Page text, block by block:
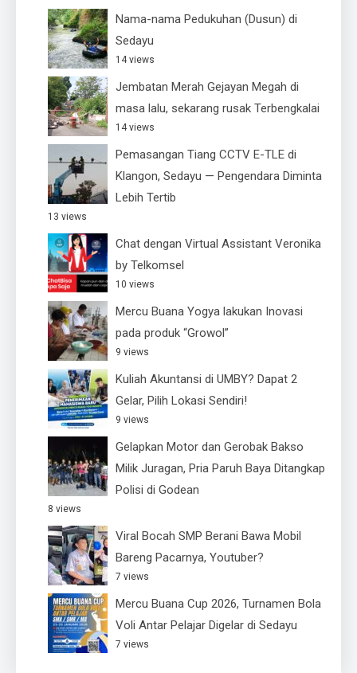
Nama-nama Pedukuhan (Dusun) di
Sedayu
14 views
Jembatan Merah Gejayan Megah di
masa lalu, sekarang rusak Terbengkalai
14 views
Pemasangan Tiang CCTV E-TLE di
Klangon, Sedayu — Pengendara Diminta
Lebih Tertib
13 views
Chat dengan Virtual Assistant Veronika
by Telkomsel
10 views
Mercu Buana Yogya lakukan Inovasi
pada produk “Growol”
9 views
Kuliah Akuntansi di UMBY? Dapat 2
Gelar, Pilih Lokasi Sendiri!
9 views
Gelapkan Motor dan Gerobak Bakso
Milik Juragan, Pria Paruh Baya Ditangkap
Polisi di Godean
8 views
Viral Bocah SMP Berani Bawa Mobil
Bareng Pacarnya, Youtuber?
7 views
Mercu Buana Cup 2026, Turnamen Bola
Voli Antar Pelajar Digelar di Sedayu
7 views